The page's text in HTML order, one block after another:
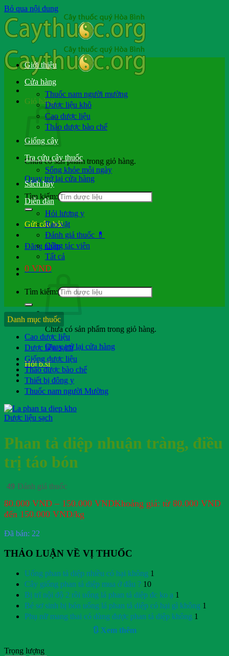
Bỏ qua nội dung
Giỏ hàng
Chưa có sản phẩm trong giỏ hàng.
Quay trở lại cửa hàng
Tìm kiếm:
Gửi câu hỏi
Đăng nhập
0 VND
Chưa có sản phẩm trong giỏ hàng.
Quay trở lại cửa hàng
Hỏi b.sĩ
Giới thiệu
Cửa hàng
Thuốc nam người mường
Dược liệu khô
Cao dược liệu
Thảo dược bào chế
Giống cây
Tra cứu cây thuốc
Sống khỏe mỗi ngày
Sách hay
Diễn đàn
Hỏi lương y
Rao vặt
Đánh giá thuốc 💊
Cộng tác viên
Tất cả
Tìm kiếm:
Danh mục thuốc
Cao dược liệu
Dược liệu sạch
Giống dược liệu
Thảo dược bào chế
Thiết bị đông y
Thuốc nam người Mường
Dược liệu sạch
Phan tả diệp nhuận tràng, điều
trị táo bón
49 Đánh giá thuốc
80.000 VND – 150.000 VNDKhoảng giá: từ 80.000 VND
đến 150.000 VND/kg
Đã bán: 22
THẢO LUẬN VỀ VỊ THUỐC
Uống phan tả diệp nhiều có hại không 1
Cây giống phan tả diệp mua ở đâu ? 10
Bị trĩ nội độ 2 rồi uống lá phan tả diệp đc ko ạ 1
Bé sơ sinh bị bón uống lá phan tả diệp có hại gì không 1
Phụ nữ mang thai có dùng được phan tả diệp không 1
🔃 Xem thêm
Trọng lượng